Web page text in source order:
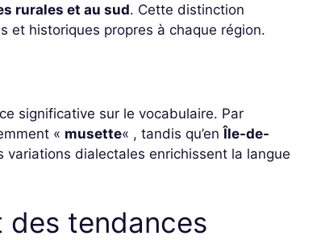
rurales et au sud. Cette distinction
et historiques propres à chaque région.
significative sur le vocabulaire. Par
« musette« , tandis qu’en Île-de-
variations dialectales enrichissent la langue
des tendances